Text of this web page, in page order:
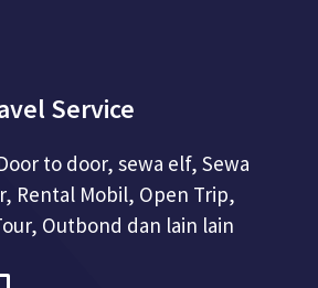
Service
to door, sewa elf, Sewa
Rental Mobil, Open Trip,
Outbond dan lain lain